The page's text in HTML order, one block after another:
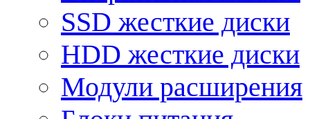
SSD жесткие диски
HDD жесткие диски
Модули расширения